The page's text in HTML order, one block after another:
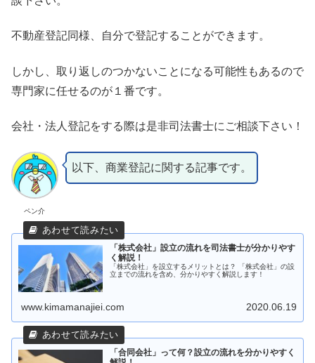
不動産登記同様、自分で登記することができます。
しかし、取り返しのつかないことになる可能性もあるので
専門家に任せるのが１番です。
会社・法人登記をする際は是非司法書士にご相談下さい！
ペン介
以下、商業登記に関する記事です。
「株式会社」設立の流れを司法書士が分かりやす
く解説！
「株式会社」を設立するメリットとは？ 「株式会社」の設
立までの流れを含め、分かりやすく解説します！
www.kimamanajiei.com 2020.06.19
「合同会社」って何？設立の流れを分かりやすく